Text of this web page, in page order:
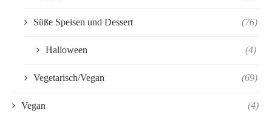
Süße Speisen und Dessert (76)
Halloween (4)
Vegetarisch/Vegan (69)
Vegan (4)